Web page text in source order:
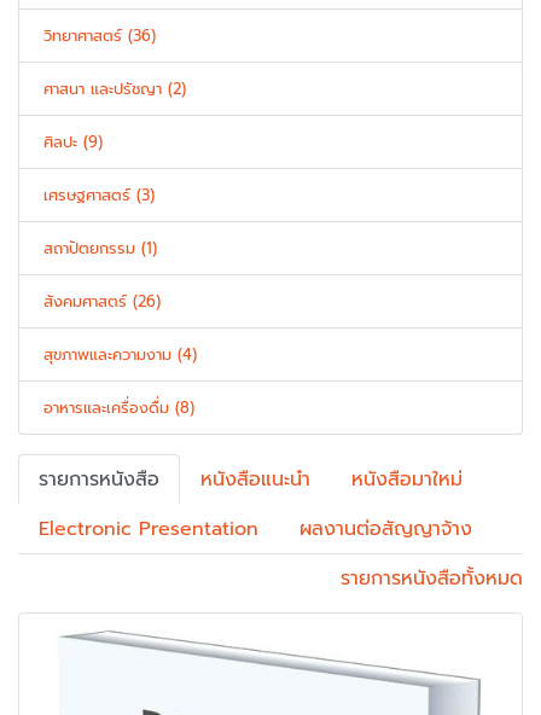
วิทยาศาสตร์ (36)
ศาสนา และปรัชญา (2)
ศิลปะ (9)
เศรษฐศาสตร์ (3)
สถาปัตยกรรม (1)
สังคมศาสตร์ (26)
สุขภาพและความงาม (4)
อาหารและเครื่องดื่ม (8)
รายการหนังสือ หนังสือแนะนำ
หนังสือมาใหม่
Electronic Presentation
ผลงานต่อสัญญาจ้าง
รายการหนังสือทั้งหมด